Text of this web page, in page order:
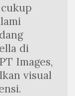
di
Images,
visual